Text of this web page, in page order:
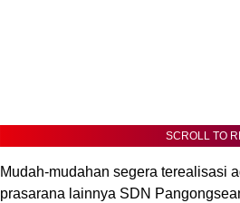
SCROLL TO
Mudah-mudahan segera terealisasi
prasarana lainnya SDN